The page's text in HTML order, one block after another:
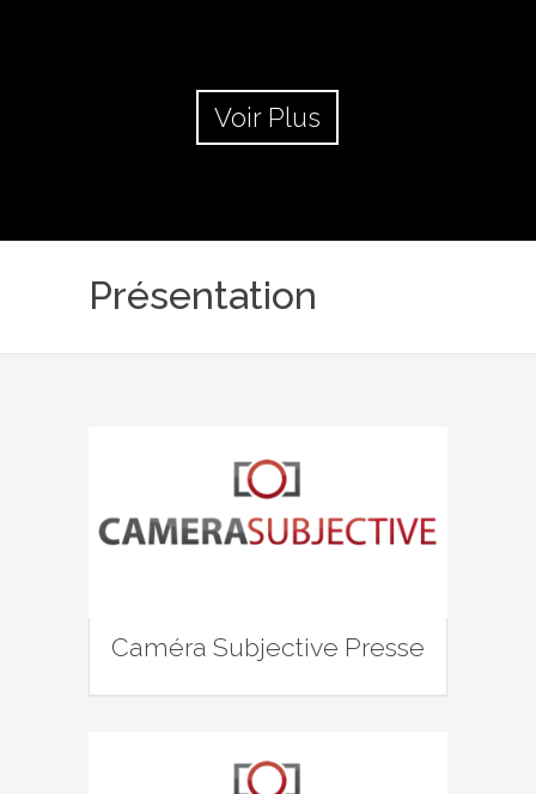
Voir Plus
Présentation
Caméra Subjective Presse